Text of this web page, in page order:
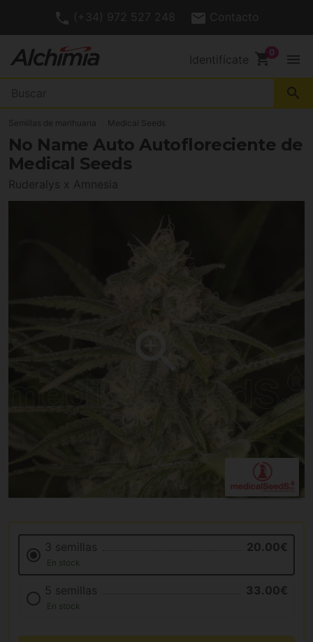
(+34) 972 527 248 Contacto
Identifícate shopping_cart menu
search
Semillas de marihuana Medical Seeds
No Name Auto Autofloreciente de
Medical Seeds
Ruderalys x Amnesia
3 semillas 20.00€
En stock
5 semillas 33.00€
En stock